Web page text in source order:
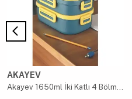
AKAYEV
Akayev 1650ml İki Katlı 4 Bölmeli Çelik Yemek Kabı Mavi